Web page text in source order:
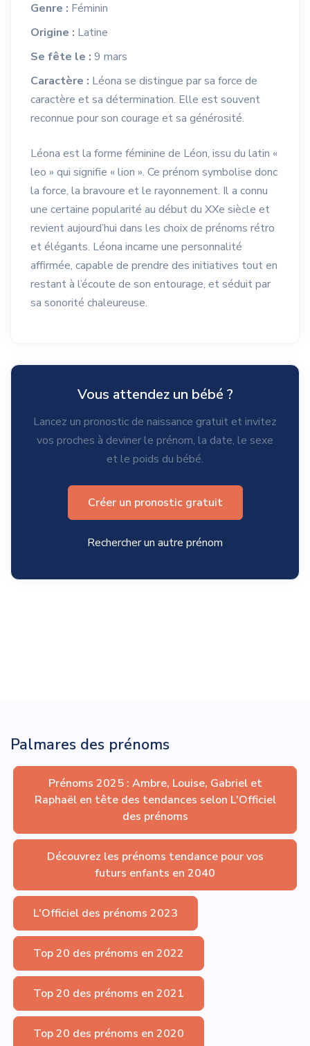
Genre : Féminin
Origine : Latine
Se fête le : 9 mars
Caractère : Léona se distingue par sa force de
caractère et sa détermination. Elle est souvent
reconnue pour son courage et sa générosité.
Léona est la forme féminine de Léon, issu du latin «
leo » qui signifie « lion ». Ce prénom symbolise donc
la force, la bravoure et le rayonnement. Il a connu
une certaine popularité au début du XXe siècle et
revient aujourd’hui dans les choix de prénoms rétro
et élégants. Léona incarne une personnalité
affirmée, capable de prendre des initiatives tout en
restant à l’écoute de son entourage, et séduit par
sa sonorité chaleureuse.
Vous attendez un bébé ?
Lancez un pronostic de naissance gratuit et invitez
vos proches à deviner le prénom, la date, le sexe
et le poids du bébé.
Créer un pronostic gratuit
Rechercher un autre prénom
Palmares des prénoms
Prénoms 2025 : Ambre, Louise, Gabriel et
Raphaël en tête des tendances selon L'Officiel
des prénoms
Découvrez les prénoms tendance pour vos
futurs enfants en 2040
L'Officiel des prénoms 2023
Top 20 des prénoms en 2022
Top 20 des prénoms en 2021
Top 20 des prénoms en 2020